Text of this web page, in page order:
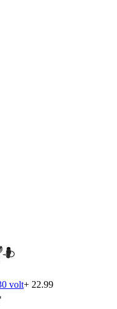
volt+ 22.99